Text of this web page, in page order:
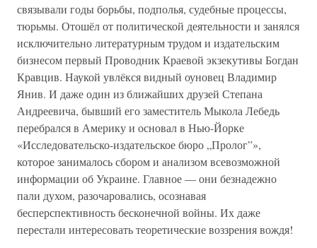
связывали годы борьбы, подполья, судебные процессы,
тюрьмы. Отошёл от политической деятельности и занялся
исключительно литературным трудом и издательским
бизнесом первый Проводник Краевой экзекутивы Богдан
Кравцив. Наукой увлёкся видный оуновец Владимир
Янив. И даже один из ближайших друзей Степана
Андреевича, бывший его заместитель Мыкола Лебедь
перебрался в Америку и основал в Нью-Йорке
«Исследовательско-издательское бюро „Пролог”»,
которое занималось сбором и анализом всевозможной
информации об Украине. Главное — они безнадежно
пали духом, разочаровались, осознавая
бесперспективность бесконечной войны. Их даже
перестали интересовать теоретические воззрения вождя!